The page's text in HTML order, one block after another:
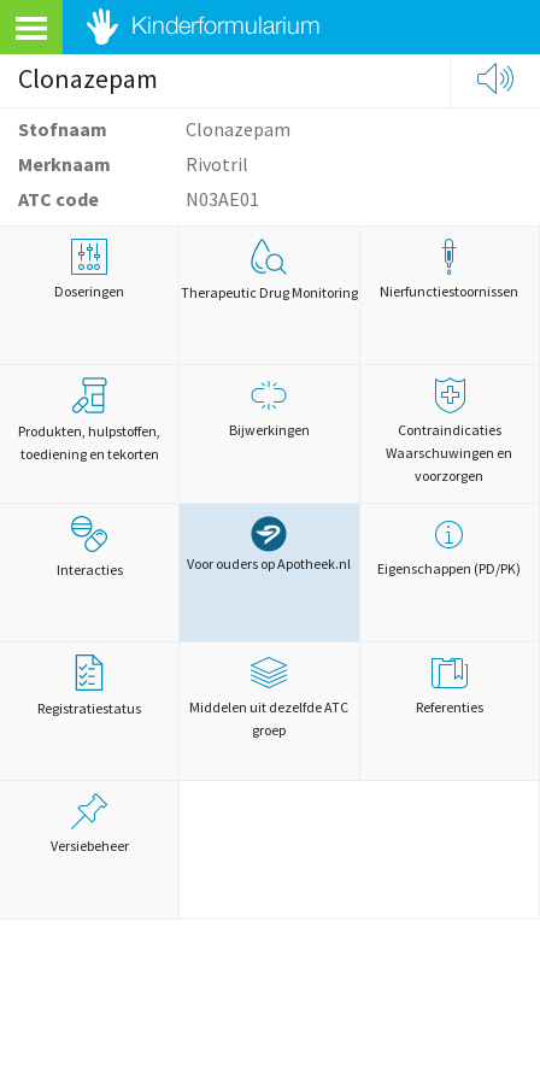
Clonazepam
Stofnaam
Clonazepam
Merknaam
Rivotril
ATC code
N03AE01
Doseringen Therapeutic Drug Monitoring Nierfunctiestoornissen
Produkten, hulpstoffen,
toediening en tekorten
Bijwerkingen
Contraindicaties
Waarschuwingen en
voorzorgen
Interacties Voor ouders op Apotheek.nl Eigenschappen (PD/PK)
Registratiestatus
Middelen uit dezelfde ATC
groep
Referenties
Versiebeheer